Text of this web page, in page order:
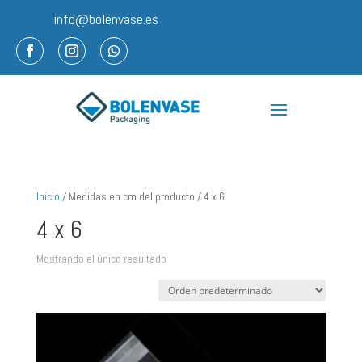
info@bolenvase.es
Inicio / Medidas en cm del producto / 4 x 6
4 x 6
Mostrando el único resultado